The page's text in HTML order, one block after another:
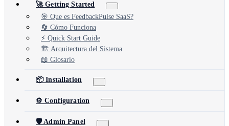
🚀 Getting Started
🎯 Que es FeedbackPulse SaaS?
🔄 Cómo Funciona
⚡ Quick Start Guide
🏗️ Arquitectura del Sistema
📖 Glosario
📦 Installation
⚙️ Configuration
🛡️ Admin Panel